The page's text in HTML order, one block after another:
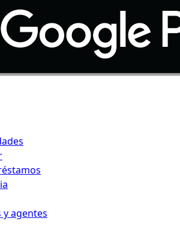
agentes